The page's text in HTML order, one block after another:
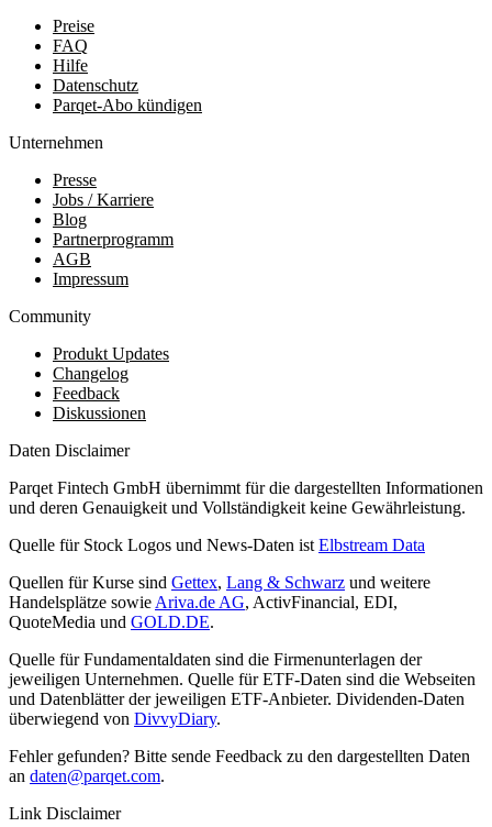
Preise
FAQ
Hilfe
Datenschutz
Parqet-Abo kündigen
Unternehmen
Presse
Jobs / Karriere
Blog
Partnerprogramm
AGB
Impressum
Community
Produkt Updates
Changelog
Feedback
Diskussionen
Daten Disclaimer
Parqet Fintech GmbH übernimmt für die dargestellten Informationen
und deren Genauigkeit und Vollständigkeit keine Gewährleistung.
Quelle für Stock Logos und News-Daten ist Elbstream Data
Quellen für Kurse sind Gettex, Lang & Schwarz und weitere
Handelsplätze sowie Ariva.de AG, ActivFinancial, EDI,
QuoteMedia und GOLD.DE.
Quelle für Fundamentaldaten sind die Firmenunterlagen der
jeweiligen Unternehmen. Quelle für ETF-Daten sind die Webseiten
und Datenblätter der jeweiligen ETF-Anbieter. Dividenden-Daten
überwiegend von DivvyDiary.
Fehler gefunden? Bitte sende Feedback zu den dargestellten Daten
an daten@parqet.com.
Link Disclaimer